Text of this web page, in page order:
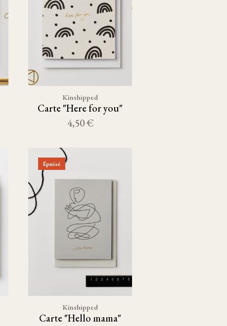
Kinshipped
Carte "Here for you"
4,50 €
Épuisé
Kinshipped
Carte "Hello mama"